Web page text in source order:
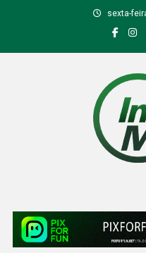
sexta-
Inside